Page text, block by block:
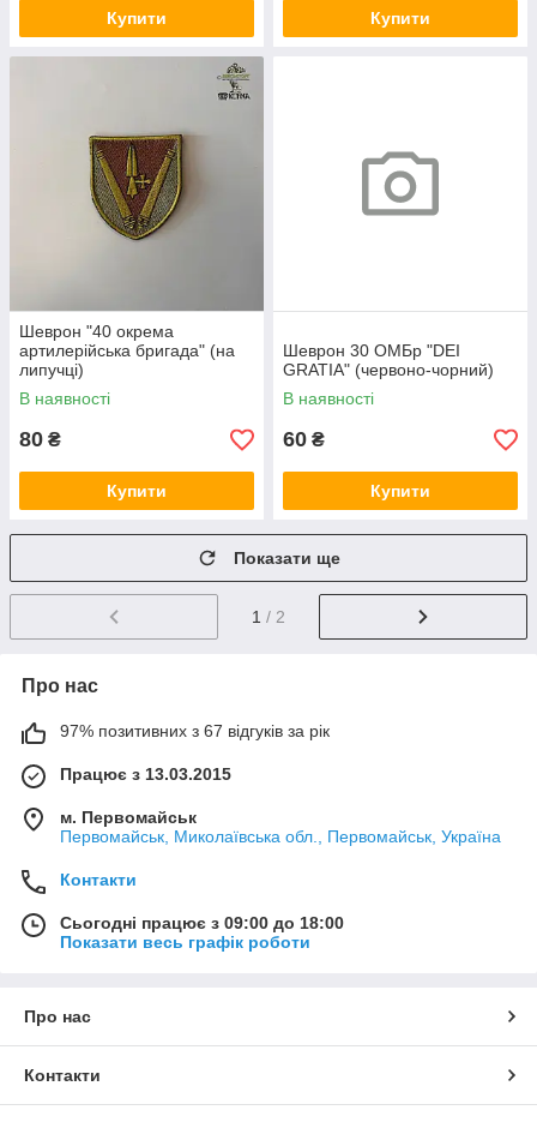
Купити Купити
Шеврон "40 окрема
артилерійська бригада" (на
липучці)
В наявності
80 ₴
Купити
Шеврон 30 ОМБр "DEI
GRATIA" (червоно-чорний)
В наявності
60 ₴
Купити
Показати ще
1 / 2
Про нас
97% позитивних з 67 відгуків за рік
Працює з 13.03.2015
м. Первомайськ
Первомайськ, Миколаївська обл., Первомайськ, Україна
Контакти
Сьогодні працює з 09:00 до 18:00
Показати весь графік роботи
Про нас
Контакти